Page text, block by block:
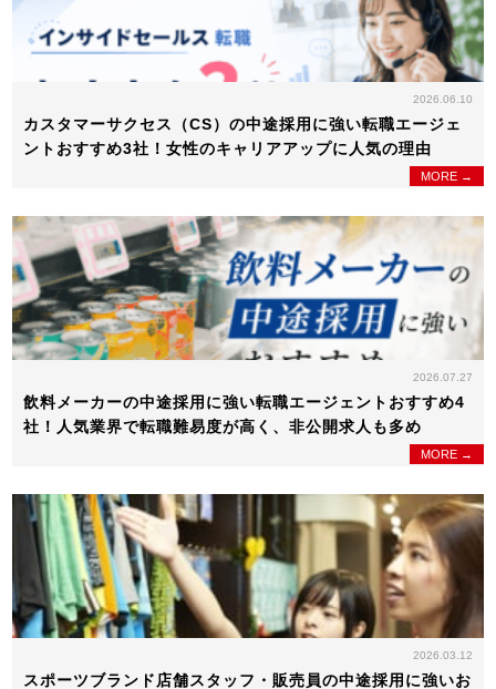
2026.06.10
カスタマーサクセス（CS）の中途採用に強い転職エージェ
ントおすすめ3社！女性のキャリアアップに人気の理由
MORE →
2026.07.27
飲料メーカーの中途採用に強い転職エージェントおすすめ4
社！人気業界で転職難易度が高く、非公開求人も多め
MORE →
2026.03.12
スポーツブランド店舗スタッフ・販売員の中途採用に強いお